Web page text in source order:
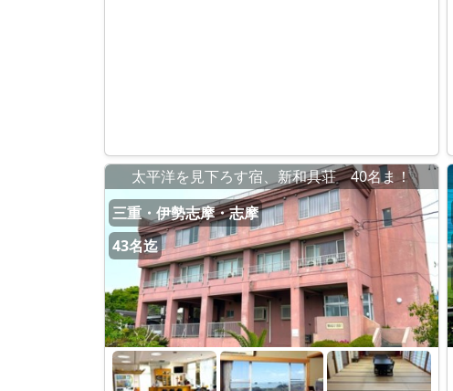
太平洋を見下ろす宿、新和具荘 40名ま！
三重・伊勢志摩・志摩
43名迄